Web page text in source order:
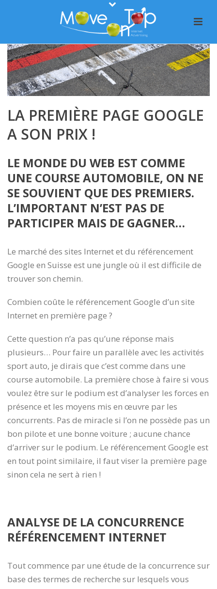
LA PREMIÈRE PAGE GOOGLE
A SON PRIX !
LE MONDE DU WEB EST COMME
UNE COURSE AUTOMOBILE, ON NE
SE SOUVIENT QUE DES PREMIERS.
L’IMPORTANT N’EST PAS DE
PARTICIPER MAIS DE GAGNER…
Le marché des sites Internet et du référencement
Google en Suisse est une jungle où il est difficile de
trouver son chemin.
Combien coûte le référencement Google d’un site
Internet en première page ?
Cette question n’a pas qu’une réponse mais
plusieurs… Pour faire un parallèle avec les activités
sport auto, je dirais que c’est comme dans une
course automobile. La première chose à faire si vous
voulez être sur le podium est d’analyser les forces en
présence et les moyens mis en œuvre par les
concurrents. Pas de miracle si l’on ne possède pas un
bon pilote et une bonne voiture ; aucune chance
d’arriver sur le podium. Le référencement Google est
en tout point similaire, il faut viser la première page
sinon cela ne sert à rien !
ANALYSE DE LA CONCURRENCE
RÉFÉRENCEMENT INTERNET
Tout commence par une étude de la concurrence sur
base des termes de recherche sur lesquels vous